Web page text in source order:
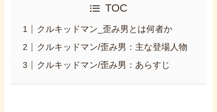
TOC
クルキッドマン_歪み男とは何者か
クルキッドマン/歪み男：主な登場人物
クルキッドマン/歪み男：あらすじ